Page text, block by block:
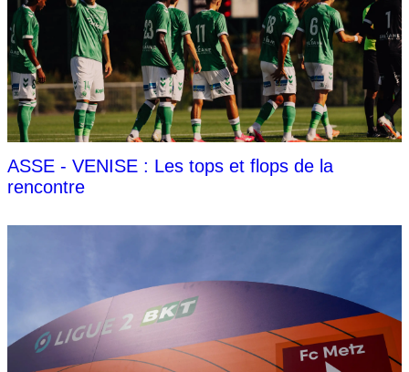
ASSE - VENISE : Les tops et flops de la
rencontre